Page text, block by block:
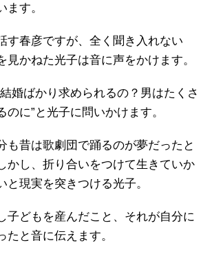
ます。
す春彦ですが、全く聞き入れない
見かねた光子は音に声をかけます。
婚ばかり求められるの？男はたくさ
のに”と光子に問いかけます。
も昔は歌劇団で踊るのが夢だったと
かし、折り合いをつけて生きていか
と現実を突きつける光子。
子どもを産んだこと、それが自分に
たと音に伝えます。